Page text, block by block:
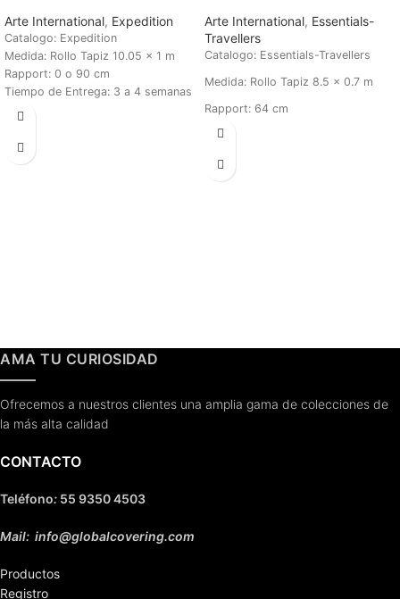
Arte International, Expedition
Catalogo: Expedition
Medida: Rollo Tapiz 10.05 x 1 m
Rapport: 0 o 90 cm
Tiempo de Entrega: 3 a 4 semanas
Arte International, Essentials-
Travellers
Catalogo: Essentials-Travellers
Medida: Rollo Tapiz 8.5 x 0.7 m
Rapport: 64 cm
Tiempo de Entrega: 3 a 4 semanas
AMA TU CURIOSIDAD
Ofrecemos a nuestros clientes una amplia gama de colecciones de
la más alta calidad
CONTACTO
Teléfono: 55 9350 4503
Mail: info@globalcovering.com
Productos
Registro